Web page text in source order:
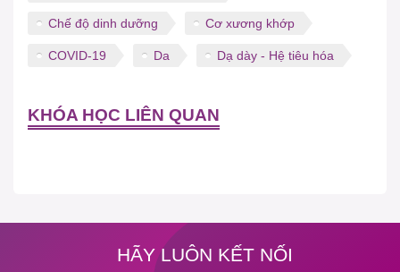
Chế độ dinh dưỡng Cơ xương khớp
COVID-19 Da Dạ dày - Hệ tiêu hóa
KHÓA HỌC LIÊN QUAN
HÃY LUÔN KẾT NỐI